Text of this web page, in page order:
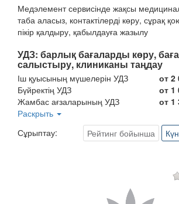
Медэлемент сервисінде жақсы
таба аласыз, контактілерді көру, сұрақ
пікір қалдыру, қабылдауға жазылу
УДЗ: барлық бағаларды көру,
салыстыру, клиниканы таңдау
Іш қуысының мүшелерін УДЗ
от 2
Бүйректің УДЗ
от 1
Жамбас ағзаларының УДЗ
от 1
Лимфа түйіндерінің УДЗ
Сүт бездерінің УДЗ
от 1
УДЗ жүктілікке арналған скрининг
от 1
от
от
от
Раскрыть
Сұрыптау:
Рейтинг бойынша